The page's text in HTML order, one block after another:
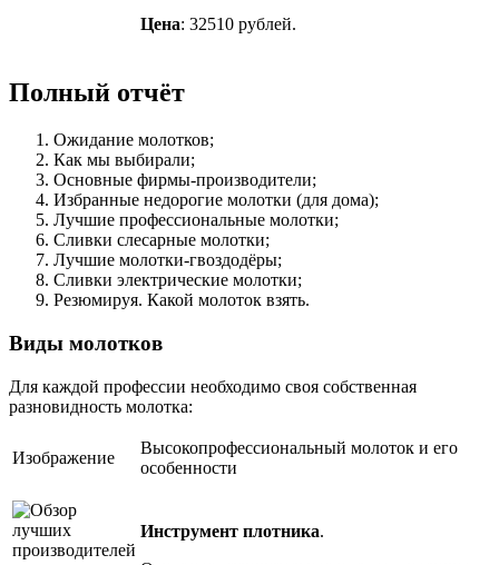
Цена: 32510 рублей.
Полный отчёт
Ожидание молотков;
Как мы выбирали;
Основные фирмы-производители;
Избранные недорогие молотки (для дома);
Лучшие профессиональные молотки;
Сливки слесарные молотки;
Лучшие молотки-гвоздодёры;
Сливки электрические молотки;
Резюмируя. Какой молоток взять.
Виды молотков
Для каждой профессии необходимо своя собственная
разновидность молотка:
Изображение
Высокопрофессиональный молоток и его
особенности
Инструмент плотника.